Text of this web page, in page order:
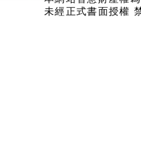
未經正式書面授權